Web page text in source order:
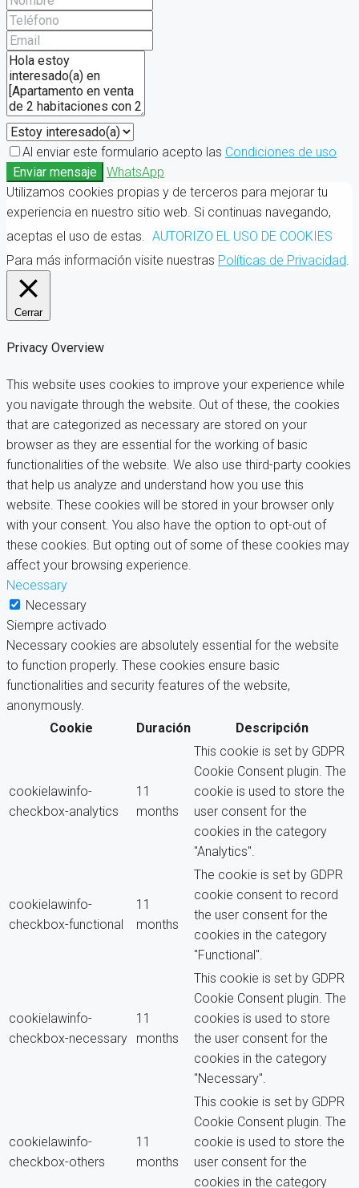
Al enviar este formulario acepto las Condiciones de uso
Enviar mensaje
WhatsApp
Utilizamos cookies propias y de terceros para mejorar tu
experiencia en nuestro sitio web. Si continuas navegando,
aceptas el uso de estas.
AUTORIZO EL USO DE COOKIES
Para más información visite nuestras Políticas de Privacidad
Cerrar
Privacy Overview
This website uses cookies to improve your experience while
you navigate through the website. Out of these, the cookies
that are categorized as necessary are stored on your
browser as they are essential for the working of basic
functionalities of the website. We also use third-party cookies
that help us analyze and understand how you use this
website. These cookies will be stored in your browser only
with your consent. You also have the option to opt-out of
these cookies. But opting out of some of these cookies may
affect your browsing experience.
Necessary
Necessary
Siempre activado
Necessary cookies are absolutely essential for the website
to function properly. These cookies ensure basic
functionalities and security features of the website,
anonymously.
Cookie
Duración Descripción
cookielawinfo-
checkbox-analytics
11
months
This cookie is set by GDPR
Cookie Consent plugin. The
cookie is used to store the
user consent for the
cookies in the category
"Analytics".
cookielawinfo-
checkbox-functional
11
months
The cookie is set by GDPR
cookie consent to record
the user consent for the
cookies in the category
"Functional".
cookielawinfo-
checkbox-necessary
11
months
This cookie is set by GDPR
Cookie Consent plugin. The
cookies is used to store
the user consent for the
cookies in the category
"Necessary".
cookielawinfo-
checkbox-others
11
months
This cookie is set by GDPR
Cookie Consent plugin. The
cookie is used to store the
user consent for the
cookies in the category